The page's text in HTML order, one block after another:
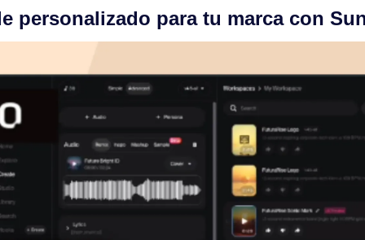
personalizado para tu marca con